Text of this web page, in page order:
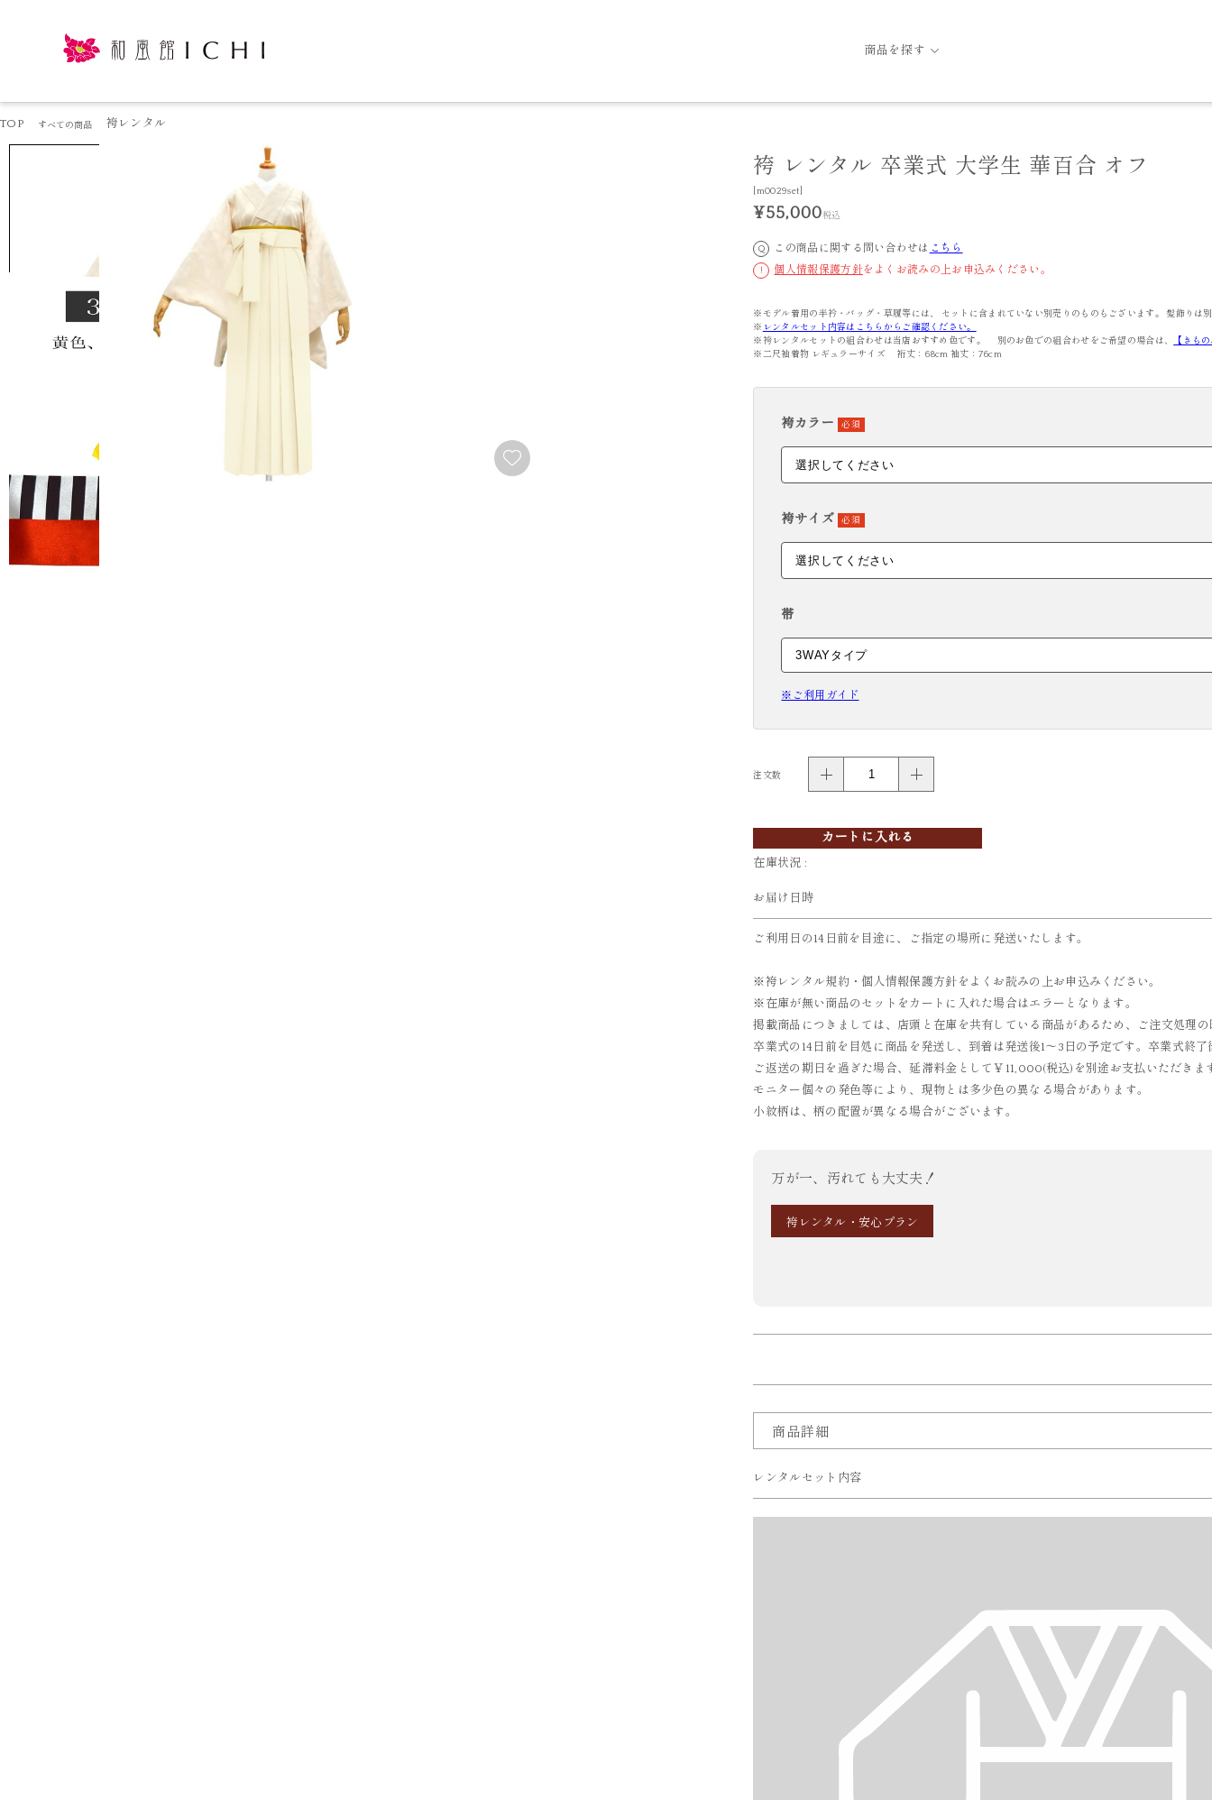
商品を探す
FURISODE RENTAL HAKAMA RENTAL
TOP すべての商品 袴レンタル
袴 レンタル 卒業式 大学生 華百合 オフ
[m0029set]
¥55,000税込
Q この商品に関する問い合わせは こちら
! 個人情報保護方針をよくお読みの上お申込みください。
※モデル着用の半衿・バッグ・草履等には、 セットに含まれていない別売りのものもございます。 髪飾りは
※ レンタルセット内容はこちらからご確認ください。
※袴レンタルセットの組合わせは当店おすすめ色です。 別のお色での組合わせをご希望の場合は、
【きも
※二尺袖着物 レギュラーサイズ 裄丈：68cm 袖丈：76cm
袴カラー 必須
袴サイズ 必須
帯
※ご利用ガイド
注文数
カートに入れる
在庫状況 :
お届け日時
ご利用日の14日前を目途に、ご指定の場所に発送いたします。
※袴レンタル規約・個人情報保護方針をよくお読みの上お申込みください。
※在庫が無い商品のセットをカートに入れた場合はエラーとなります。
掲載商品につきましては、店頭と在庫を共有している商品があるため、ご注文処理
卒業式の14日前を目処に商品を発送し、到着は発送後1～3日の予定です。卒業式終
ご返送の期日を過ぎた場合、延滞料金として￥11,000(税込)を別途お支払いただきま
モニター個々の発色等により、現物とは多少色の異なる場合があります。
小紋柄は、柄の配置が異なる場合がございます。
万が一、汚れても大丈夫！
袴レンタル・安心プラン
商品詳細
レンタルセット内容